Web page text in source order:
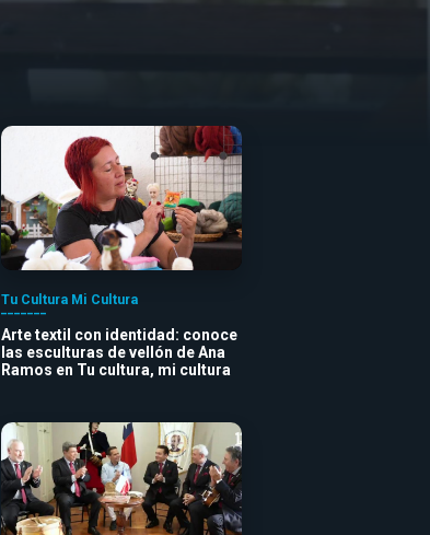
Tu Cultura Mi Cultura
Arte textil con identidad: conoce
las esculturas de vellón de Ana
Ramos en Tu cultura, mi cultura